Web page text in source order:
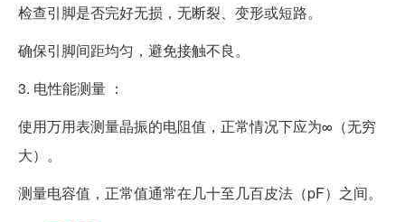
检查引脚是否完好无损，无断裂、变形或短路。
确保引脚间距均匀，避免接触不良。
3. 电性能测量 ：
使用万用表测量晶振的电阻值，正常情况下应为∞（无穷
大）。
测量电容值，正常值通常在几十至几百皮法（pF）之间。